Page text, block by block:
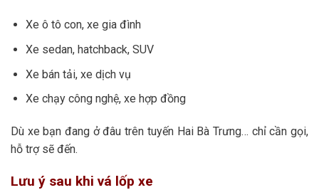
Xe ô tô con, xe gia đình
Xe sedan, hatchback, SUV
Xe bán tải, xe dịch vụ
Xe chạy công nghệ, xe hợp đồng
Dù xe bạn đang ở đâu trên tuyến Hai Bà Trưng… chỉ cần gọi,
hỗ trợ sẽ đến.
Lưu ý sau khi vá lốp xe